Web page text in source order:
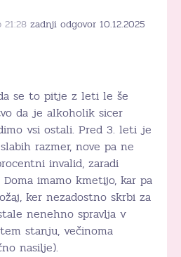
zadnji odgovor 10.12.2025
se to pitje z leti le še
da je alkoholik sicer
vsi ostali. Pred 3. leti je
razmer, nove pa ne
invalid, zaradi
imamo kmetijo, kar pa
ker nezadostno skrbi za
nenehno spravlja v
stanju, večinoma
nasilje).